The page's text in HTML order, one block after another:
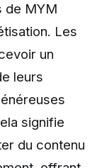
de MYM
Les
un
leurs
signifie
du contenu